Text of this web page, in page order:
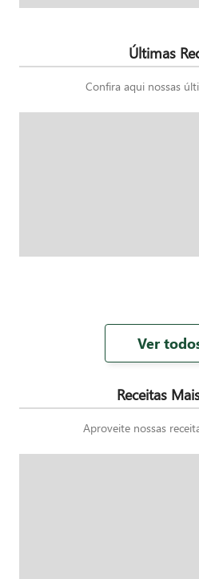
Últimas
Confira aqui nossas
Ver
Receitas
Aproveite nossas